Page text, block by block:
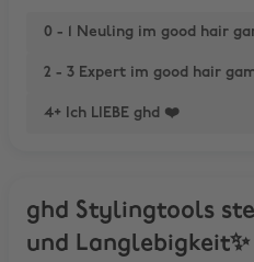
0 - 1 Neuling im good hair
2 - 3 Expert im good hair
4+ Ich LIEBE ghd ❤️
ghd Stylingtools
und